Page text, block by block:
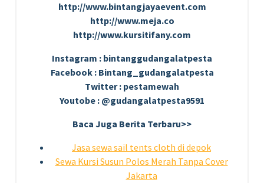
http://www.bintangjayaevent.com
http://www.meja.co
http://www.kursitifany.com
Instagram : bintanggudangalatpesta
Facebook : Bintang_gudangalatpesta
Twitter : pestamewah
Youtobe : @gudangalatpesta9591
Baca Juga Berita Terbaru>>
Jasa sewa sail tents cloth di depok
Sewa Kursi Susun Polos Merah Tanpa Cover
Jakarta